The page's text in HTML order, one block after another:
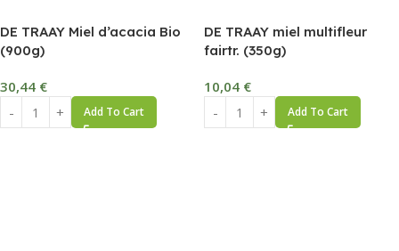
DE TRAAY Miel d’acacia Bio
(900g)
30,44 €
Add To Cart
DE TRAAY miel multifleur
fairtr. (350g)
10,04 €
Add To Cart